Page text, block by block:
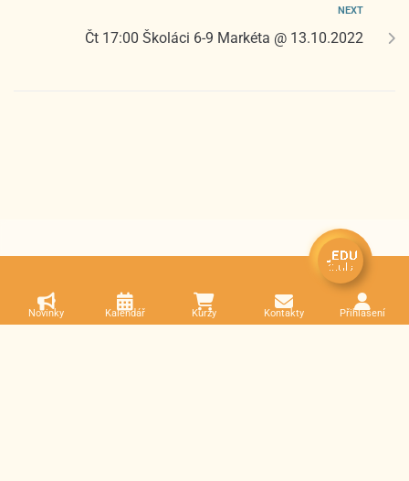
NEXT
Čt 17:00 Školáci 6-9 Markéta @ 13.10.2022
Novinky Kalendář Kurzy Kontakty Přihlášení